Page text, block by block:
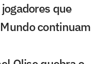
que
continuam